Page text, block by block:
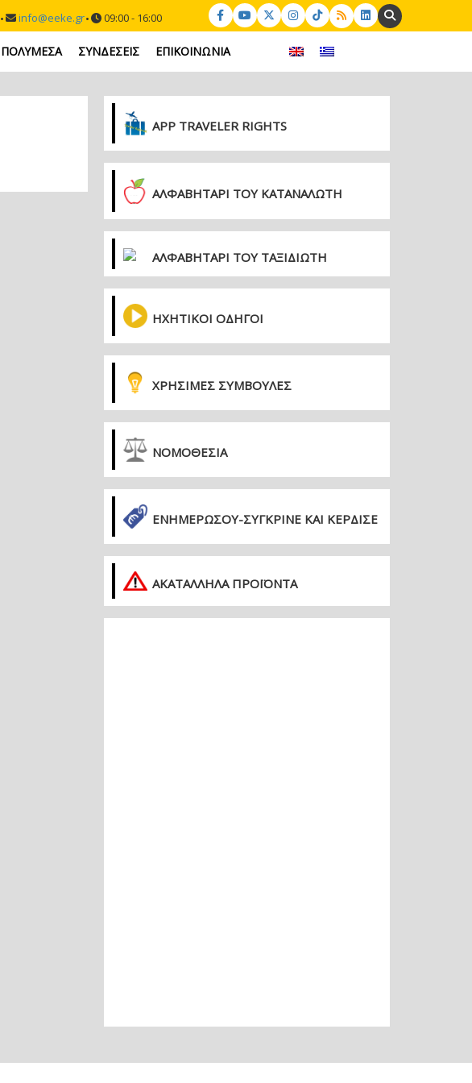
info@eeke.gr 09:00 - 16:00 Search:
ΠΟΛΥΜΕΣΑ ΣΥΝΔΕΣΕΙΣ ΕΠΙΚΟΙΝΩΝΙΑ
APP TRAVELER RIGHTS
ΑΛΦΑΒΗΤΑΡΙ ΤΟΥ ΚΑΤΑΝΑΛΩΤΗ
ΑΛΦΑΒΗΤΑΡΙ ΤΟΥ ΤΑΞΙΔΙΩΤΗ
ΗΧΗΤΙΚΟΙ ΟΔΗΓΟΙ
ΧΡΗΣΙΜΕΣ ΣΥΜΒΟΥΛΕΣ
ΝΟΜΟΘΕΣΙΑ
ΕΝΗΜΕΡΏΣΟΥ-ΣΎΓΚΡΙΝΕ ΚΑΙ ΚΈΡΔΙΣΕ
ΑΚΑΤΑΛΛΗΛΑ ΠΡΟΪΟΝΤΑ